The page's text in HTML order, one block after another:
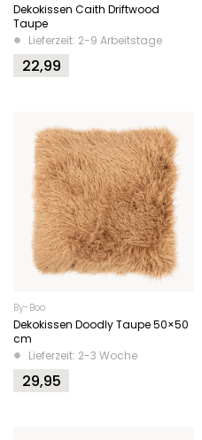
Dekokissen Caith Driftwood
Taupe
Lieferzeit: 2-9 Arbeitstage
22,99
By-Boo
Dekokissen Doodly Taupe 50×50
cm
Lieferzeit: 2-3 Woche
29,95